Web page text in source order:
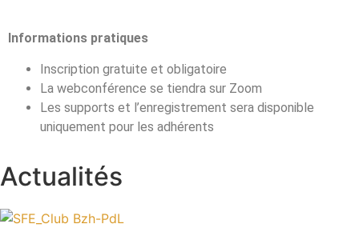
Informations pratiques
Inscription gratuite et obligatoire
La webconférence se tiendra sur Zoom
Les supports et l’enregistrement sera disponible
uniquement pour les adhérents
Actualités